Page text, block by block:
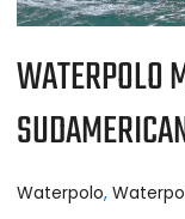
WATERPOLO
Waterpolo,